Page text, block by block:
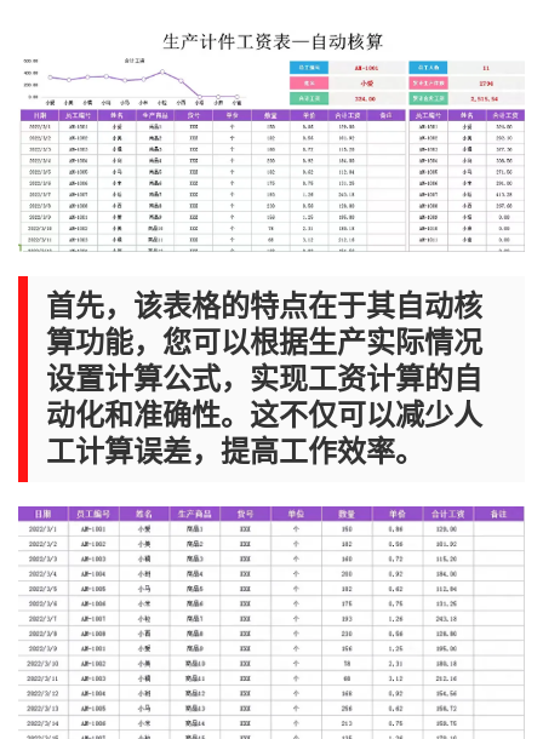
首先，该表格的特点在于其自动核
算功能，您可以根据生产实际情况
设置计算公式，实现工资计算的自
动化和准确性。这不仅可以减少人
工计算误差，提高工作效率。